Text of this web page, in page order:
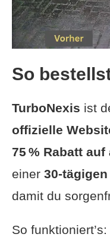
So
TurboNexis ist
offizielle
75 % Rabatt
einer 30-
damit du
So funktioniert’s: